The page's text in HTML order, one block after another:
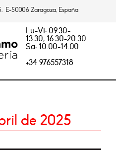
E-50006 Zaragoza, España
Lu-Vi: 09.30-
13.30, 16.30-20.30
Sa: 10.00-14.00
+34 976557318
de 2025